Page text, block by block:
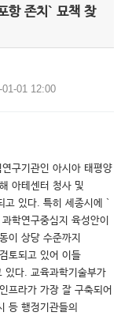
항 존치` 묘책 찾
01-01 12:00
구기관인 아시아 태평양
아테센터 청사 및
고 있다. 특히 세종시에 `
학연구중심지 육성안이
이 상당 수준까지
토되고 있어 이들
있다. 교육과학기술부가
프라가 가장 잘 구축되어
등 행정기관들의